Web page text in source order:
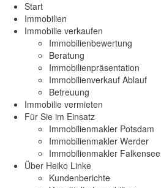
Start
Immobilien
Immobilie verkaufen
Immobilienbewertung
Beratung
Immobilienpräsentation
Immobilienverkauf Ablauf
Betreuung
Immobilie vermieten
Für Sie im Einsatz
Immobilienmakler Potsdam
Immobilienmakler Werder
Immobilienmakler Falkensee
Über Heiko Linke
Kundenberichte